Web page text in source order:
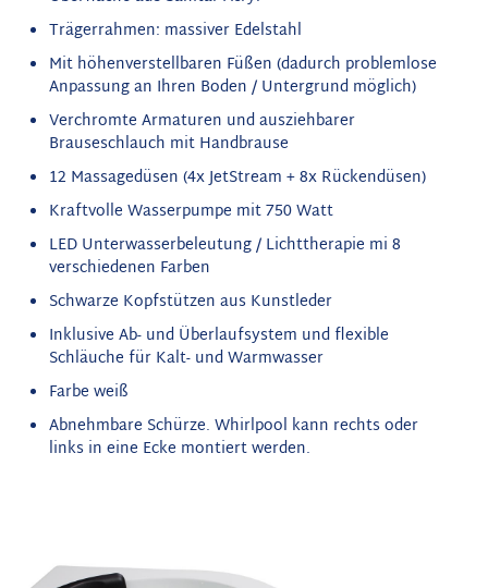
Trägerrahmen: massiver Edelstahl
Mit höhenverstellbaren Füßen (dadurch problemlose
Anpassung an Ihren Boden / Untergrund möglich)
Verchromte Armaturen und ausziehbarer
Brauseschlauch mit Handbrause
12 Massagedüsen (4x JetStream + 8x Rückendüsen)
Kraftvolle Wasserpumpe mit 750 Watt
LED Unterwasserbeleutung / Lichttherapie mi 8
verschiedenen Farben
Schwarze Kopfstützen aus Kunstleder
Inklusive Ab- und Überlaufsystem und flexible
Schläuche für Kalt- und Warmwasser
Farbe weiß
Abnehmbare Schürze. Whirlpool kann rechts oder
links in eine Ecke montiert werden.